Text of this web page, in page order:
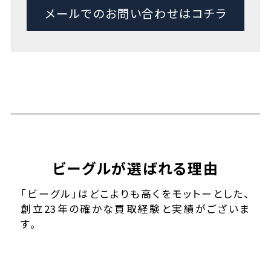
メールでのお問い合わせはコチラ
ビーグルが選ばれる理由
「ビーグル」はどこよりも高くをモットーとした、
創立23年の確かな買取経験と実績がございま
す。